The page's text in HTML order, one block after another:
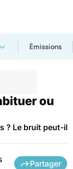
Émissions
ou
? Le bruit peut-il
Partager